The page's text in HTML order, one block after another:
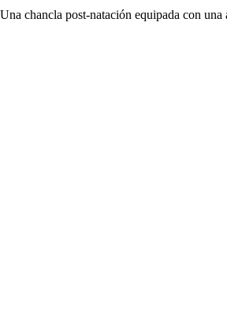
Una chancla post-natación equipada con una